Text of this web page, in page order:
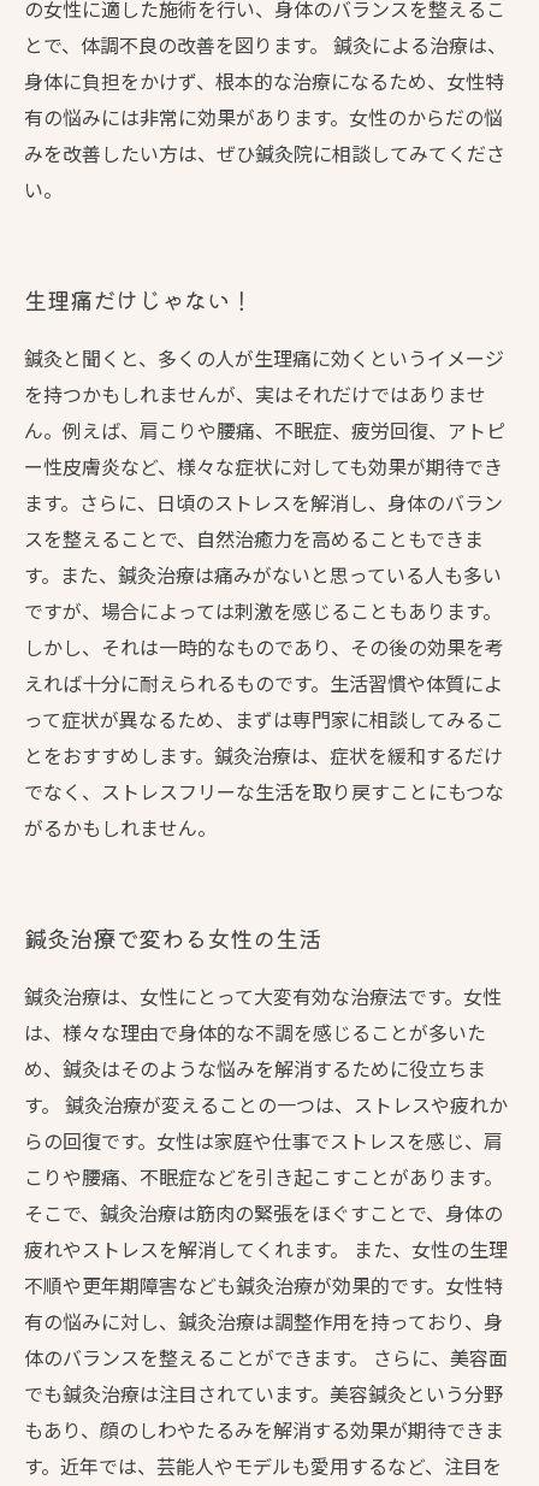
の女性に適した施術を行い、身体のバランスを整えるこ
とで、体調不良の改善を図ります。 鍼灸による治療は、
身体に負担をかけず、根本的な治療になるため、女性特
有の悩みには非常に効果があります。女性のからだの悩
みを改善したい方は、ぜひ鍼灸院に相談してみてくださ
い。
生理痛だけじゃない！
鍼灸と聞くと、多くの人が生理痛に効くというイメージ
を持つかもしれませんが、実はそれだけではありませ
ん。例えば、肩こりや腰痛、不眠症、疲労回復、アトピ
ー性皮膚炎など、様々な症状に対しても効果が期待でき
ます。さらに、日頃のストレスを解消し、身体のバラン
スを整えることで、自然治癒力を高めることもできま
す。また、鍼灸治療は痛みがないと思っている人も多い
ですが、場合によっては刺激を感じることもあります。
しかし、それは一時的なものであり、その後の効果を考
えれば十分に耐えられるものです。生活習慣や体質によ
って症状が異なるため、まずは専門家に相談してみるこ
とをおすすめします。鍼灸治療は、症状を緩和するだけ
でなく、ストレスフリーな生活を取り戻すことにもつな
がるかもしれません。
鍼灸治療で変わる女性の生活
鍼灸治療は、女性にとって大変有効な治療法です。女性
は、様々な理由で身体的な不調を感じることが多いた
め、鍼灸はそのような悩みを解消するために役立ちま
す。 鍼灸治療が変えることの一つは、ストレスや疲れか
らの回復です。女性は家庭や仕事でストレスを感じ、肩
こりや腰痛、不眠症などを引き起こすことがあります。
そこで、鍼灸治療は筋肉の緊張をほぐすことで、身体の
疲れやストレスを解消してくれます。 また、女性の生理
不順や更年期障害なども鍼灸治療が効果的です。女性特
有の悩みに対し、鍼灸治療は調整作用を持っており、身
体のバランスを整えることができます。 さらに、美容面
でも鍼灸治療は注目されています。美容鍼灸という分野
もあり、顔のしわやたるみを解消する効果が期待できま
す。近年では、芸能人やモデルも愛用するなど、注目を